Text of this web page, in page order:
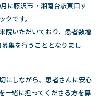
に藤沢市・湘南台駅東口す
です。
院いただいており、患者数増
集を行うこととなりまし
にしながら、患者さんに安心
一緒に担ってくださる方を募